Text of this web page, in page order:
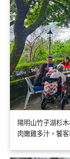
陽明山竹子湖杉
肉嫩雞多汁，饕